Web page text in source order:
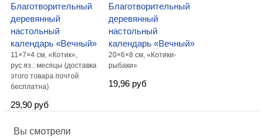
Благотворительный
деревянный
настольный
календарь «Вечный»
11×7×4 см, «Котик»,
рус.яз.: месяцы (доставка
этого товара почтой
бесплатна)
29,90 руб
Благотворительный
деревянный
настольный
календарь «Вечный»
20×6×8 см, «Котики-
рыбаки»
19,96 руб
Вы смотрели